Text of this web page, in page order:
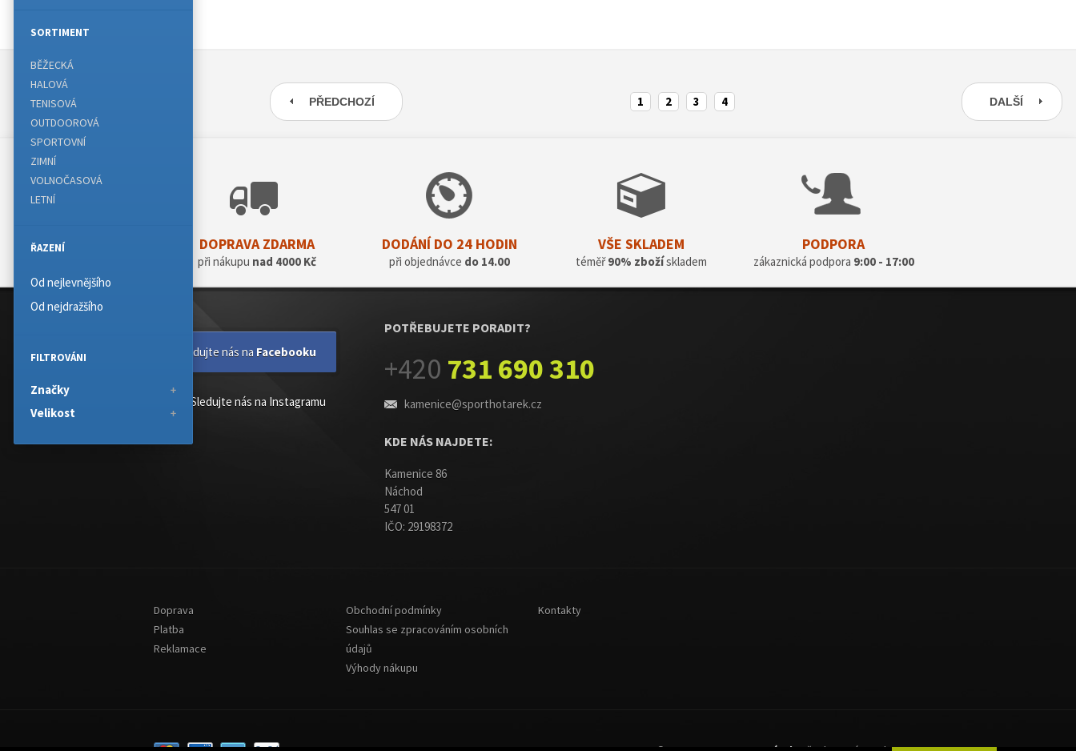
PŘEDCHOZÍ 1 2 3 4 DALŠÍ
DOPRAVA ZDARMA
při nákupu nad 4000 Kč
DODÁNÍ DO 24 HODIN
při objednávce do 14.00
VŠE SKLADEM
téměř90% zbožískladem
PODPORA
zákaznická podpora 9:00 - 17:00
SORTIMENT
BĚŽECKÁ
HALOVÁ
TENISOVÁ
OUTDOOROVÁ
SPORTOVNÍ
ZIMNÍ
VOLNOČASOVÁ
LETNÍ
ŘAZENÍ
Od nejlevnějšího
Od nejdražšího
FILTROVÁNI
Značky
Velikost
Sledujte nás na Facebooku
Sledujte nás na Instagramu
POTŘEBUJETE PORADIT?
+420 731 690 310
kamenice@sporthotarek.cz
KDE NÁS NAJDETE:
Kamenice 86
Náchod
547 01
IČO: 29198372
Doprava
Platba
Reklamace
Obchodní podmínky
Souhlas se zpracováním osobních
údajů
Výhody nákupu
Kontakty